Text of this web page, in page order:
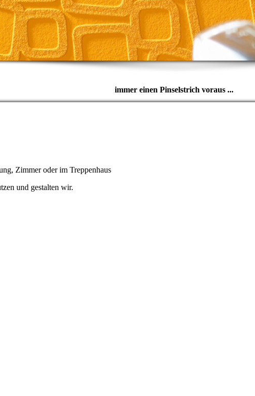
immer einen Pinselstrich voraus ...
Zimmer oder im Treppenhaus
und gestalten wir.